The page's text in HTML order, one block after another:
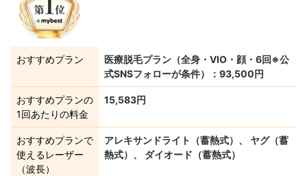
おすすめプラン
医療脱毛プラン（全身・VIO・顔・6回※公
式SNSフォローが条件）：93,500円
おすすめプランの
1回あたりの料金
15,583円
おすすめプランで
使えるレーザー
（波長）
アレキサンドライト（蓄熱式）、 ヤグ（蓄
熱式）、 ダイオード（蓄熱式）